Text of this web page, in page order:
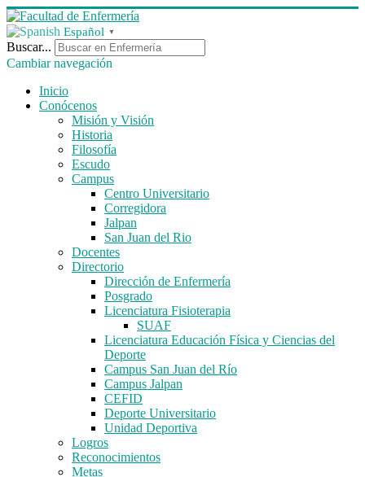
Español ▼
Buscar...
Cambiar navegación
Inicio
Conócenos
Misión y Visión
Historia
Filosofía
Escudo
Campus
Centro Universitario
Corregidora
Jalpan
San Juan del Rio
Docentes
Directorio
Dirección de Enfermería
Posgrado
Licenciatura Fisioterapia
SUAF
Licenciatura Educación Física y Ciencias del
Deporte
Campus San Juan del Río
Campus Jalpan
CEFID
Deporte Universitario
Unidad Deportiva
Logros
Reconocimientos
Metas